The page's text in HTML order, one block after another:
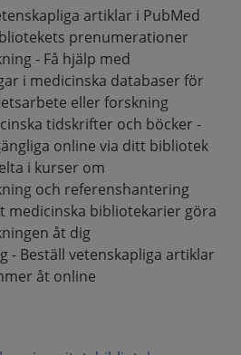
artiklar i PubMed
prenumerationer
- Få hjälp med
i medicinska databaser för
eller forskning
tidskrifter och böcker -
online via ditt bibliotek
i kurser om
och referenshantering
medicinska bibliotekarier göra
åt dig
- Beställ vetenskapliga artiklar
åt online